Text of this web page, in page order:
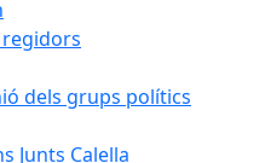
dels grups polítics
Junts Calella